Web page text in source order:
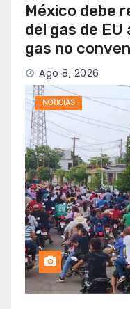
México debe
del gas de
gas no
Ago 8, 2026
NOTICIAS